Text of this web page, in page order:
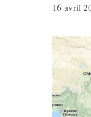
16 avril